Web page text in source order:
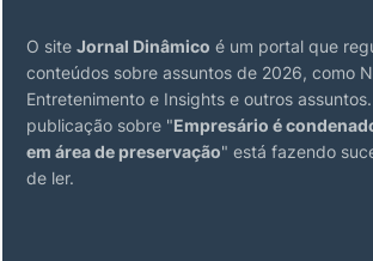
O site Jornal Dinâmico é um portal que
conteúdos sobre assuntos de 2026, como
Entretenimento e Insights e outros
publicação sobre "Empresário é
em área de preservação" está fazendo
de ler.